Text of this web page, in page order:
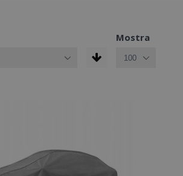
Mostra